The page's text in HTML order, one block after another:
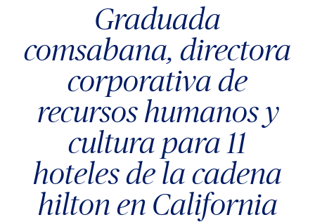
Graduada
comsabana, directora
corporativa de
recursos humanos y
cultura para 11
hoteles de la cadena
hilton en California